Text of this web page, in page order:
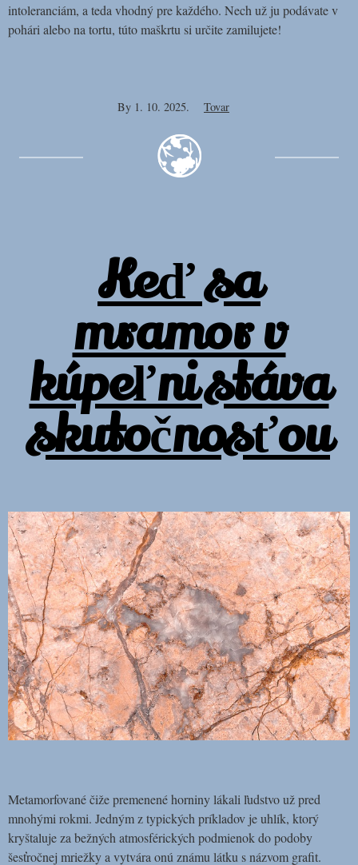
intoleranciám, a teda vhodný pre každého. Nech už ju podávate v
pohári alebo na tortu, túto maškrtu si určite zamilujete!
By 1. 10. 2025. Tovar
Keď sa
mramor v
kúpeľni stáva
skutočnosťou
Metamorfované čiže premenené horniny lákali ľudstvo už pred
mnohými rokmi. Jedným z typických príkladov je uhlík, ktorý
kryštaluje za bežných atmosférických podmienok do podoby
šesťročnej mriežky a vytvára onú ​​známu látku s názvom grafit.